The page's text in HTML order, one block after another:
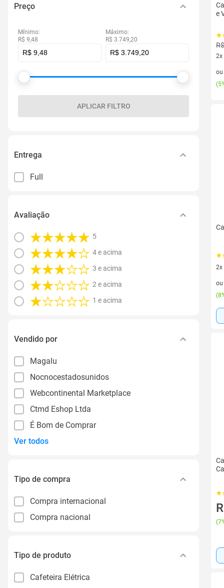
Preço
Mínimo:
R$ 9,48
Máximo:
R$ 3.749,20
APLICAR FILTRO
Entrega
Full
Avaliação
5
4 e acima
3 e acima
2 e acima
1 e acima
Vendido por
Magalu
Nocnocestadosunidos
Webcontinental Marketplace
Ctmd Eshop Ltda
É Bom de Comprar
Ver todos
Tipo de compra
Compra internacional
Compra nacional
Tipo de produto
Cafeteira Elétrica
e
2x
2
ou
(
2x
2
ou
(
(